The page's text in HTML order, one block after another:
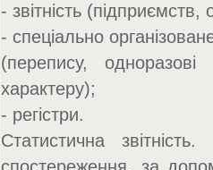
- звітність (підприємств,
- спеціально
(перепису,
характеру);
- регістри.
Статистична